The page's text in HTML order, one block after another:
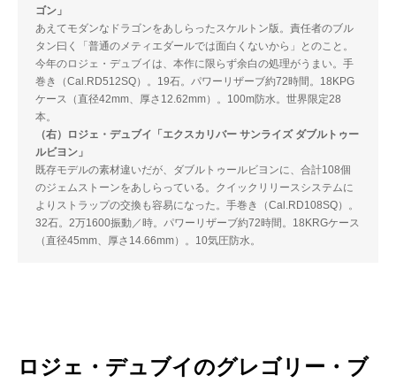
ゴン」
あえてモダンなドラゴンをあしらったスケルトン版。責任者のブル
タン曰く「普通のメティエダールでは面白くないから」とのこと。
今年のロジェ・デュブイは、本作に限らず余白の処理がうまい。手
巻き（Cal.RD512SQ）。19石。パワーリザーブ約72時間。18KPG
ケース（直径42mm、厚さ12.62mm）。100m防水。世界限定28
本。
（右）ロジェ・デュブイ「エクスカリバー サンライズ ダブルトゥー
ルビヨン」
既存モデルの素材違いだが、ダブルトゥールビヨンに、合計108個
のジェムストーンをあしらっている。クイックリリースシステムに
よりストラップの交換も容易になった。手巻き（Cal.RD108SQ）。
32石。2万1600振動／時。パワーリザーブ約72時間。18KRGケース
（直径45mm、厚さ14.66mm）。10気圧防水。
ロジェ・デュブイのグレゴリー・ブ